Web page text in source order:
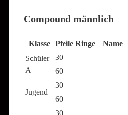
Compound männlich
Klasse Pfeile Ringe Name
Schüler
A
30
60
Jugend
30
60
30